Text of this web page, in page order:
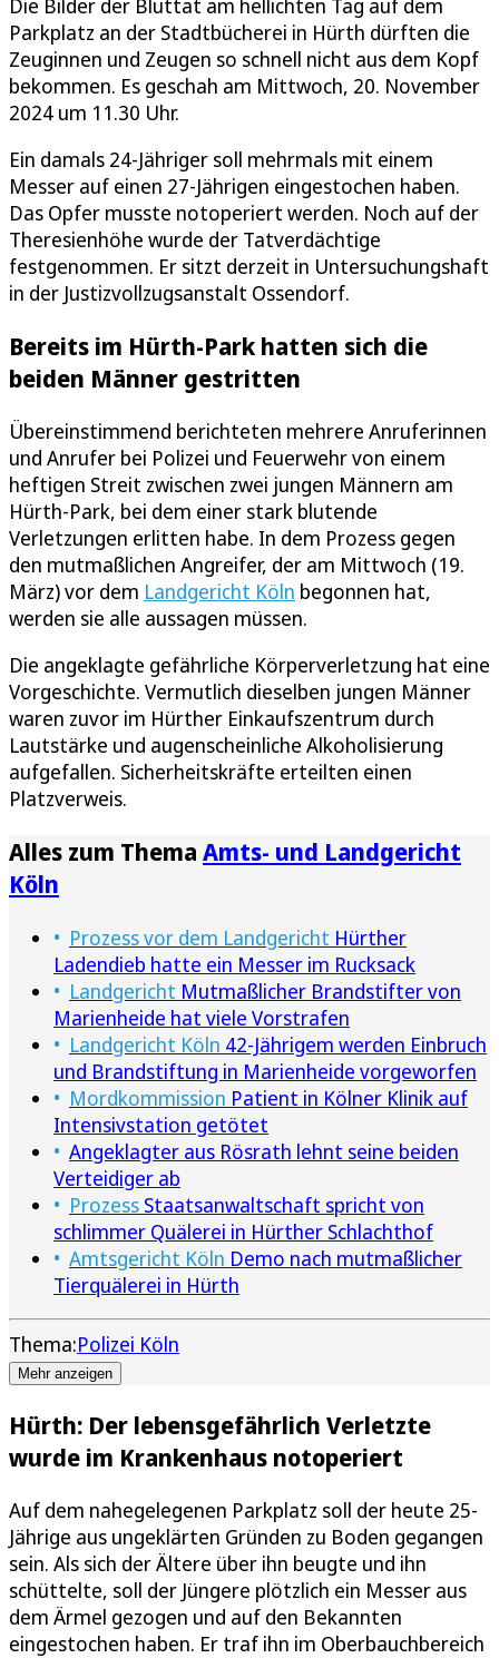
Die Bilder der Bluttat am hellichten Tag auf dem
Parkplatz an der Stadtbücherei in Hürth dürften die
Zeuginnen und Zeugen so schnell nicht aus dem Kopf
bekommen. Es geschah am Mittwoch, 20. November
2024 um 11.30 Uhr.
Ein damals 24-Jähriger soll mehrmals mit einem
Messer auf einen 27-Jährigen eingestochen haben.
Das Opfer musste notoperiert werden. Noch auf der
Theresienhöhe wurde der Tatverdächtige
festgenommen. Er sitzt derzeit in Untersuchungshaft
in der Justizvollzugsanstalt Ossendorf.
Bereits im Hürth-Park hatten sich die
beiden Männer gestritten
Übereinstimmend berichteten mehrere Anruferinnen
und Anrufer bei Polizei und Feuerwehr von einem
heftigen Streit zwischen zwei jungen Männern am
Hürth-Park, bei dem einer stark blutende
Verletzungen erlitten habe. In dem Prozess gegen
den mutmaßlichen Angreifer, der am Mittwoch (19.
März) vor dem Landgericht Köln begonnen hat,
werden sie alle aussagen müssen.
Die angeklagte gefährliche Körperverletzung hat eine
Vorgeschichte. Vermutlich dieselben jungen Männer
waren zuvor im Hürther Einkaufszentrum durch
Lautstärke und augenscheinliche Alkoholisierung
aufgefallen. Sicherheitskräfte erteilten einen
Platzverweis.
Alles zum Thema Amts- und Landgericht
Köln
Prozess vor dem Landgericht Hürther
Ladendieb hatte ein Messer im Rucksack
Landgericht Mutmaßlicher Brandstifter von
Marienheide hat viele Vorstrafen
Landgericht Köln 42-Jährigem werden Einbruch
und Brandstiftung in Marienheide vorgeworfen
Mordkommission Patient in Kölner Klinik auf
Intensivstation getötet
Angeklagter aus Rösrath lehnt seine beiden
Verteidiger ab
Prozess Staatsanwaltschaft spricht von
schlimmer Quälerei in Hürther Schlachthof
Amtsgericht Köln Demo nach mutmaßlicher
Tierquälerei in Hürth
Thema:Polizei Köln
Mehr anzeigen
Hürth: Der lebensgefährlich Verletzte
wurde im Krankenhaus notoperiert
Auf dem nahegelegenen Parkplatz soll der heute 25-
Jährige aus ungeklärten Gründen zu Boden gegangen
sein. Als sich der Ältere über ihn beugte und ihn
schüttelte, soll der Jüngere plötzlich ein Messer aus
dem Ärmel gezogen und auf den Bekannten
eingestochen haben. Er traf ihn im Oberbauchbereich